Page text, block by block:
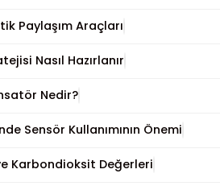
Paylaşım Araçları
Nasıl Hazırlanır
Nedir?
Sensör Kullanımının Önemi
Karbondioksit Değerleri